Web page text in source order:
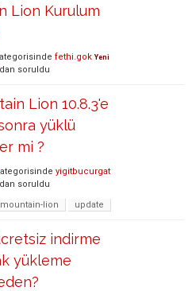
Lion Kurulum
fethi.gok Yeni
soruldu
Lion 10.8.3'e
yüklü
mi ?
yigitbucurgat
soruldu
mountain-lion update
indirme
yükleme